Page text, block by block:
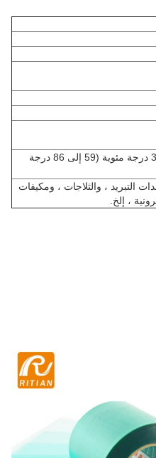
درجة الحرارة 15 إلى 30 درجة مئوية (59 إلى 86 درجة
التبريد ، والثلاجات ، ومكيفات
، إلخ.